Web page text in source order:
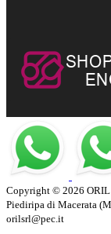
Copyright © 2026
Piediripa di Macerata
orilsrl@pec.it